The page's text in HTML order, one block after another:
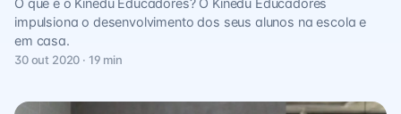
O que é o Kinedu Educadores? O Kinedu Educadores
impulsiona o desenvolvimento dos seus alunos na escola e
em casa.
30 out 2020 · 19 min